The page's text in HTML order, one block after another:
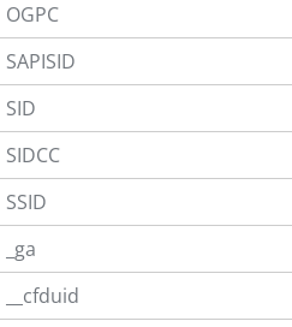
OGPC
SAPISID
SID
SIDCC
SSID
_ga
__cfduid